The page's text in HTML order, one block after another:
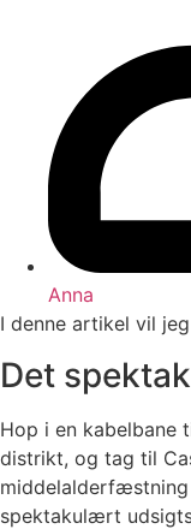
Anna
I denne artikel vil
Det
Hop i en kabelbane
distrikt, og tag til
spektakulært